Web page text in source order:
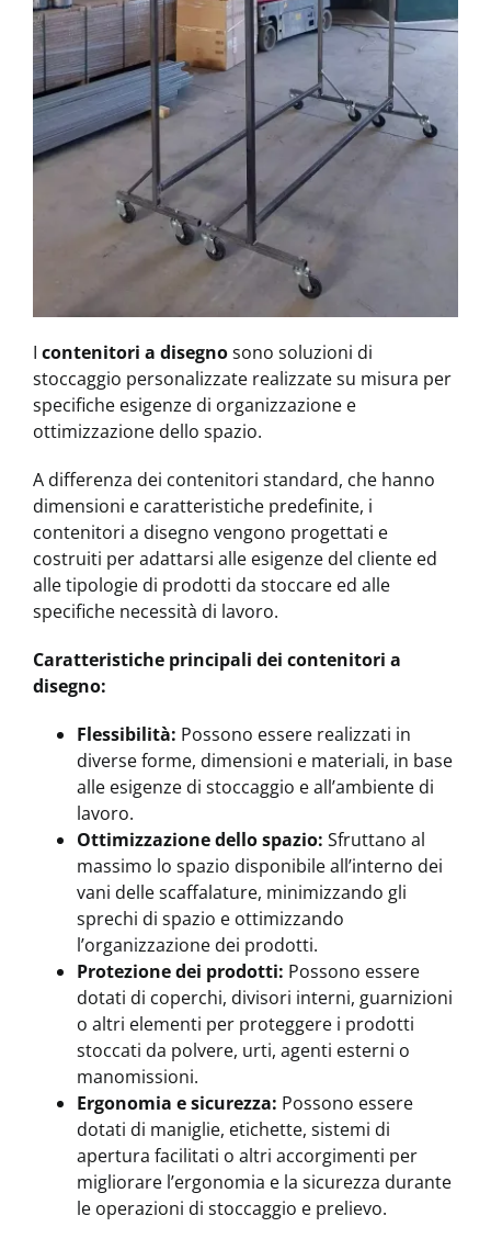
I contenitori a disegnosono soluzioni di
stoccaggio personalizzate realizzate su misura per
specifiche esigenze di organizzazione e
ottimizzazione dello spazio.
A differenza dei contenitori standard, che hanno
dimensioni e caratteristiche predefinite, i
contenitori a disegno vengono progettati e
costruiti per adattarsi alle esigenze del cliente ed
alle tipologie di prodotti da stoccare ed alle
specifiche necessità di lavoro.
Caratteristiche principali dei contenitori a
disegno:
Flessibilità: Possono essere realizzati in
diverse forme, dimensioni e materiali, in base
alle esigenze di stoccaggio e all’ambiente di
lavoro.
Ottimizzazione dello spazio: Sfruttano al
massimo lo spazio disponibile all’interno dei
vani delle scaffalature, minimizzando gli
sprechi di spazio e ottimizzando
l’organizzazione dei prodotti.
Protezione dei prodotti: Possono essere
dotati di coperchi, divisori interni, guarnizioni
o altri elementi per proteggere i prodotti
stoccati da polvere, urti, agenti esterni o
manomissioni.
Ergonomia e sicurezza: Possono essere
dotati di maniglie, etichette, sistemi di
apertura facilitati o altri accorgimenti per
migliorare l’ergonomia e la sicurezza durante
le operazioni di stoccaggio e prelievo.